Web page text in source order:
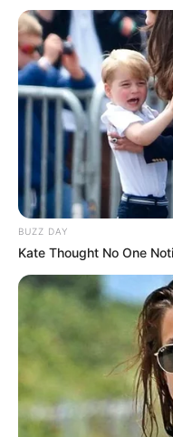
BUZZ DAY
Kate Thought No One